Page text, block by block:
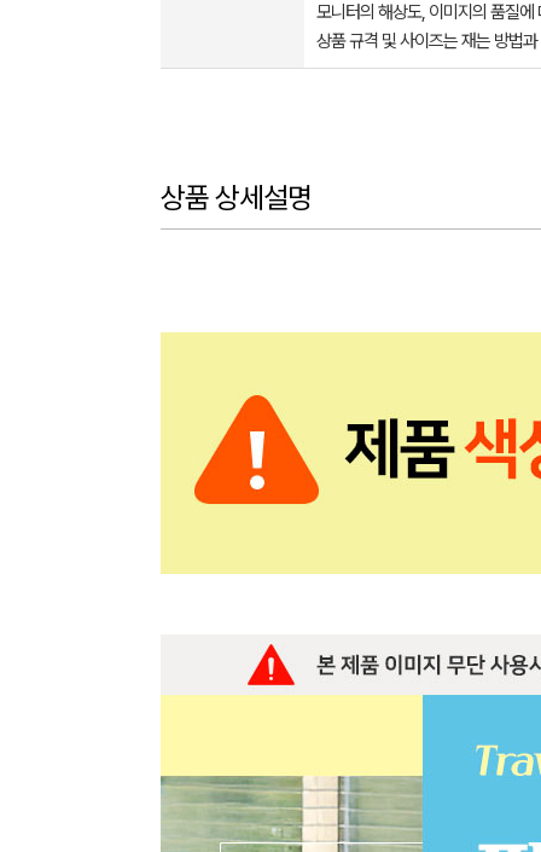
모니터의 해상도, 이미지의 품질
상품 규격 및 사이즈는 재는 방법
상품 상세설명